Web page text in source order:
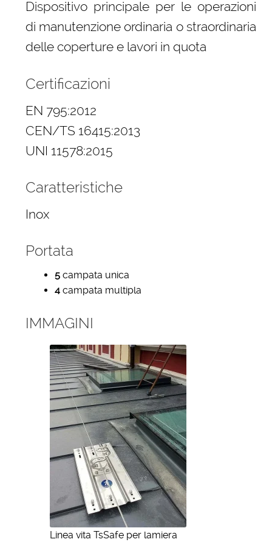
Dispositivo principale per le operazioni
di manutenzione ordinaria o straordinaria
delle coperture e lavori in quota
Certificazioni
EN 795:2012
CEN/TS 16415:2013
UNI 11578:2015
Caratteristiche
Inox
Portata
5 campata unica
4 campata multipla
IMMAGINI
Linea vita TsSafe per lamiera